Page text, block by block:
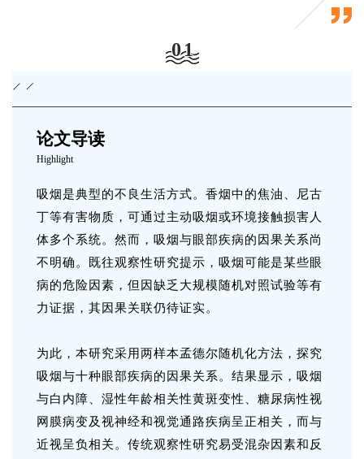
01
论文导读
Highlight
吸烟是典型的不良生活方式。香烟中的焦油、尼古
丁等有害物质，可通过主动吸烟或环境接触损害人
体多个系统。然而，吸烟与眼部疾病的因果关系尚
不明确。既往观察性研究提示，吸烟可能是某些眼
病的危险因素，但因缺乏大规模随机对照试验等有
力证据，其因果关联仍待证实。
为此，本研究采用两样本孟德尔随机化方法，探究
吸烟与十种眼部疾病的因果关系。结果显示，吸烟
与白内障、湿性年龄相关性黄斑变性、糖尿病性视
网膜病变及视神经和视觉通路疾病呈正相关，而与
近视呈负相关。传统观察性研究易受混杂因素和反